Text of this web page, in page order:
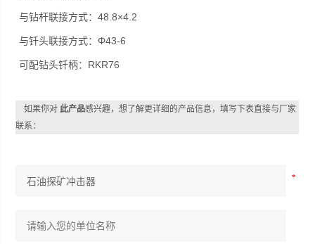
与钻杆联接方式：48.8×4.2
与钎头联接方式：Φ43-6
可配钻头钎柄：RKR76
如果你对此产品感兴趣，想了解更详细的产品信息，填写下表直接与厂家
联系：